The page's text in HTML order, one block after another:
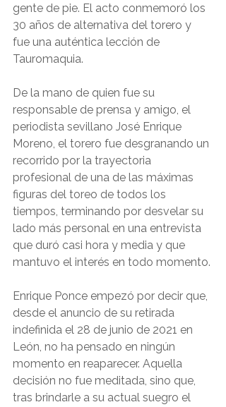
gente de pie. El acto conmemoró los
30 años de alternativa del torero y
fue una auténtica lección de
Tauromaquia.
De la mano de quien fue su
responsable de prensa y amigo, el
periodista sevillano José Enrique
Moreno, el torero fue desgranando un
recorrido por la trayectoria
profesional de una de las máximas
figuras del toreo de todos los
tiempos, terminando por desvelar su
lado más personal en una entrevista
que duró casi hora y media y que
mantuvo el interés en todo momento.
Enrique Ponce empezó por decir que,
desde el anuncio de su retirada
indefinida el 28 de junio de 2021 en
León, no ha pensado en ningún
momento en reaparecer. Aquella
decisión no fue meditada, sino que,
tras brindarle a su actual suegro el